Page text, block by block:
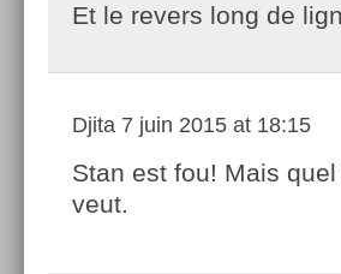
Et le revers long de
Djita 7 juin 2015 at 18:15
Stan est fou! Mais
veut.